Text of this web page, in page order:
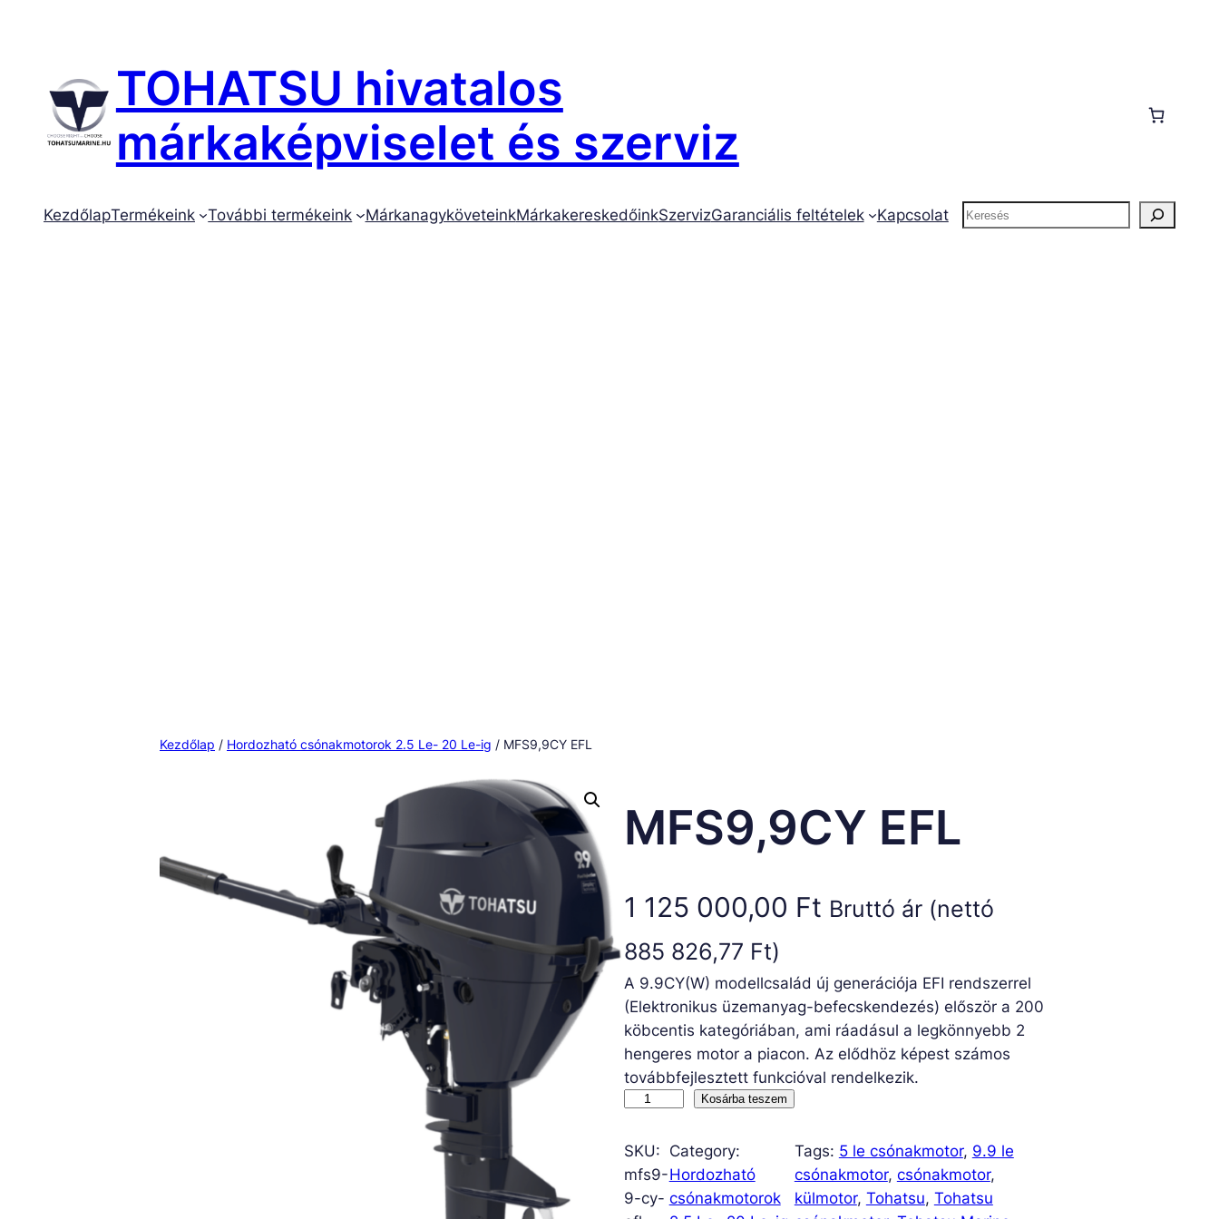
TOHATSU hivatalos
márkaképviselet és szerviz
KezdőlapTermékeink További termékeink MárkanagyköveteinkMárkakereskedőinkSzervizGaranciális feltételek Kapcsolat Keresés
Kezdőlap / Hordozható csónakmotorok 2.5 Le- 20 Le-ig / MFS9,9CY EFL
MFS9,9CY EFL
1 125 000,00 Ft Bruttó ár (nettó
885 826,77 Ft)
A 9.9CY(W) modellcsalád új generációja EFI rendszerrel
(Elektronikus üzemanyag-befecskendezés) először a 200
köbcentis kategóriában, ami ráadásul a legkönnyebb 2
hengeres motor a piacon. Az elődhöz képest számos
továbbfejlesztett funkcióval rendelkezik.
S
9
,
Kosárba teszem
SKU:
mfs9-
9-cy-
Category:
Hordozható
csónakmotorok
Tags: 5 le csónakmotor, 9.9 le
csónakmotor, csónakmotor
külmotor, Tohatsu, Tohatsu